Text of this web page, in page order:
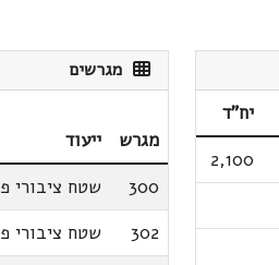
יח"ד
2,100
מגרשים
מגרש ייעוד
300
שטח ציבורי
302
שטח ציבורי